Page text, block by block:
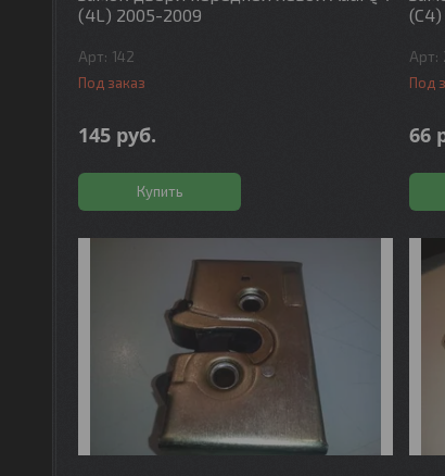
(4L) 2005-2009
142
Под заказ
145 руб.
Купить
(C4)
Под
66